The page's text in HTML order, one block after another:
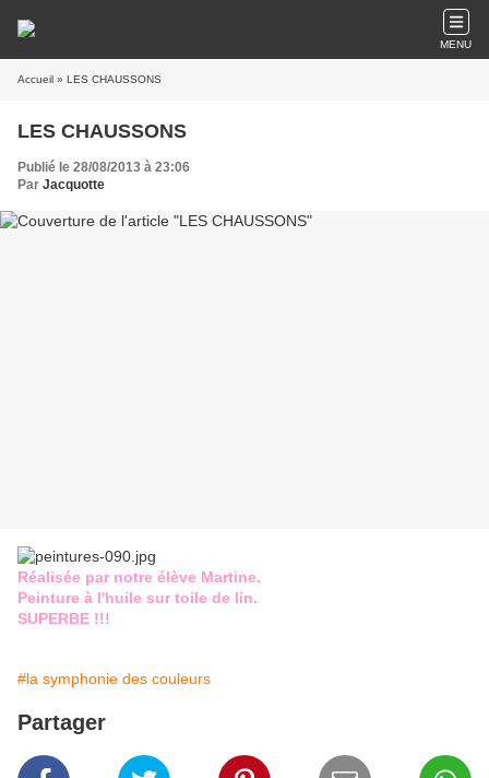
MENU
Accueil » LES CHAUSSONS
LES CHAUSSONS
Publié le 28/08/2013 à 23:06
Par Jacquotte
Réalisée par notre élève Martine.
Peinture à l'huile sur toile de lin.
SUPERBE !!!
#la symphonie des couleurs
Partager